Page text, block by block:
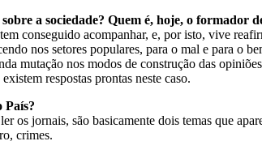
a sociedade? Quem é, hoje, o formador
conseguido acompanhar, e, por isto, vive
nos setores populares, para o mal e para o
mutação nos modos de construção das
respostas prontas neste caso.
País?
jornais, são basicamente dois temas que
crimes.